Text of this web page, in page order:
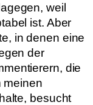
weil
ist. Aber
in denen eine
der
die
meinen
besucht